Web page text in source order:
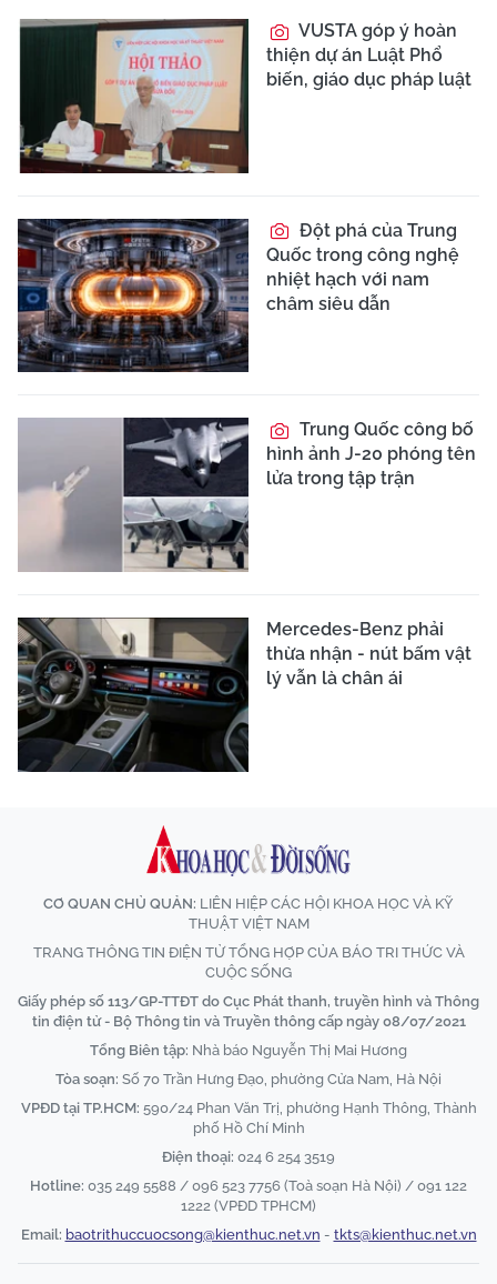
VUSTA góp ý hoàn
thiện dự án Luật Phổ
biến, giáo dục pháp luật
Đột phá của Trung
Quốc trong công nghệ
nhiệt hạch với nam
châm siêu dẫn
Trung Quốc công bố
hình ảnh J-20 phóng tên
lửa trong tập trận
Mercedes-Benz phải
thừa nhận - nút bấm vật
lý vẫn là chân ái
CƠ QUAN CHỦ QUẢN: LIÊN HIỆP CÁC HỘI KHOA HỌC VÀ KỸ
THUẬT VIỆT NAM
TRANG THÔNG TIN ĐIỆN TỬ TỔNG HỢP CỦA BÁO TRI THỨC VÀ
CUỘC SỐNG
Giấy phép số 113/GP-TTĐT do Cục Phát thanh, truyền hình và Thông
tin điện tử - Bộ Thông tin và Truyền thông cấp ngày 08/07/2021
Tổng Biên tập: Nhà báo Nguyễn Thị Mai Hương
Tòa soạn: Số 70 Trần Hưng Đạo, phường Cửa Nam, Hà Nội
VPĐD tại TP.HCM: 590/24 Phan Văn Trị, phường Hạnh Thông, Thành
phố Hồ Chí Minh
Điện thoại: 024 6 254 3519
Hotline: 035 249 5588 / 096 523 7756 (Toà soạn Hà Nội) / 091 122
1222 (VPĐD TPHCM)
Email: baotrithuccuocsong@kienthuc.net.vn - tkts@kienthuc.net.vn